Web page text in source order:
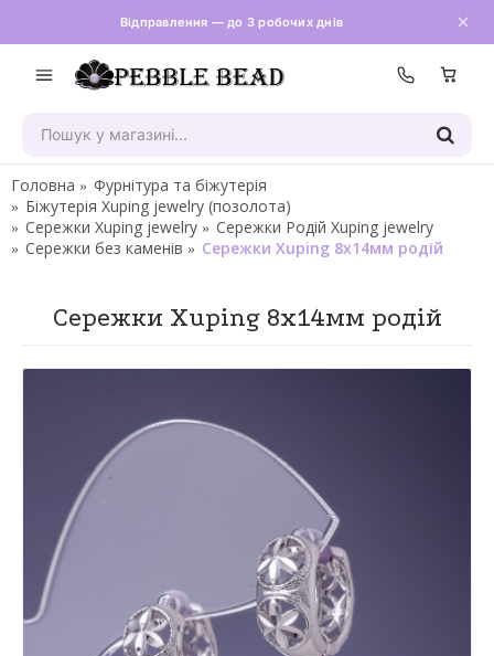
Відправлення — до 3 робочих днів
Головна
Фурнітура та біжутерія
Біжутерія Xuping jewelry (позолота)
Сережки Xuping jewelry
Сережки Родій Xuping jewelry
Сережки без каменів
Сережки Xuping 8х14мм родій
Сережки Xuping 8х14мм родій